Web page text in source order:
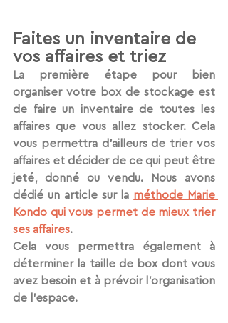
Faites un inventaire de
vos affaires et triez
La première étape pour bien
organiser votre box de stockage est
de faire un inventaire de toutes les
affaires que vous allez stocker. Cela
vous permettra d’ailleurs de trier vos
affaires et décider de ce qui peut être
jeté, donné ou vendu. Nous avons
dédié un article sur la méthode Marie
Kondo qui vous permet de mieux trier
ses affaires.
Cela vous permettra également à
déterminer la taille de box dont vous
avez besoin et à prévoir l'organisation
de l'espace.